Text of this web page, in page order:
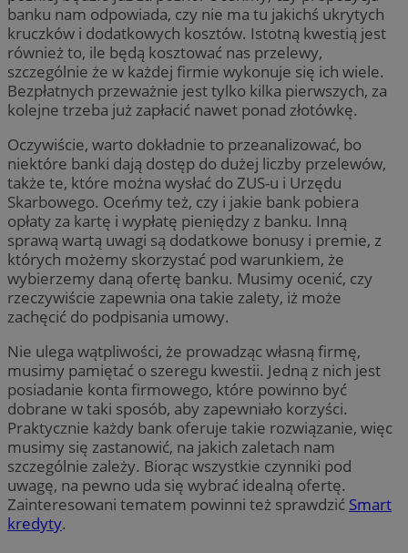
banku nam odpowiada, czy nie ma tu jakichś ukrytych
kruczków i dodatkowych kosztów. Istotną kwestią jest
również to, ile będą kosztować nas przelewy,
szczególnie że w każdej firmie wykonuje się ich wiele.
Bezpłatnych przeważnie jest tylko kilka pierwszych, za
kolejne trzeba już zapłacić nawet ponad złotówkę.
Oczywiście, warto dokładnie to przeanalizować, bo
niektóre banki dają dostęp do dużej liczby przelewów,
także te, które można wysłać do ZUS-u i Urzędu
Skarbowego. Oceńmy też, czy i jakie bank pobiera
opłaty za kartę i wypłatę pieniędzy z banku. Inną
sprawą wartą uwagi są dodatkowe bonusy i premie, z
których możemy skorzystać pod warunkiem, że
wybierzemy daną ofertę banku. Musimy ocenić, czy
rzeczywiście zapewnia ona takie zalety, iż może
zachęcić do podpisania umowy.
Nie ulega wątpliwości, że prowadząc własną firmę,
musimy pamiętać o szeregu kwestii. Jedną z nich jest
posiadanie konta firmowego, które powinno być
dobrane w taki sposób, aby zapewniało korzyści.
Praktycznie każdy bank oferuje takie rozwiązanie, więc
musimy się zastanowić, na jakich zaletach nam
szczególnie zależy. Biorąc wszystkie czynniki pod
uwagę, na pewno uda się wybrać idealną ofertę.
Zainteresowani tematem powinni też sprawdzić Smart
kredyty.